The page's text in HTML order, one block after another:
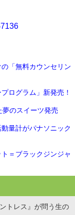
「無料カウンセリン
ログラム」新発売！
夢のスイーツ発売
量計がパナソニック
＝ブラックジンジャ
トレス』が問う生の